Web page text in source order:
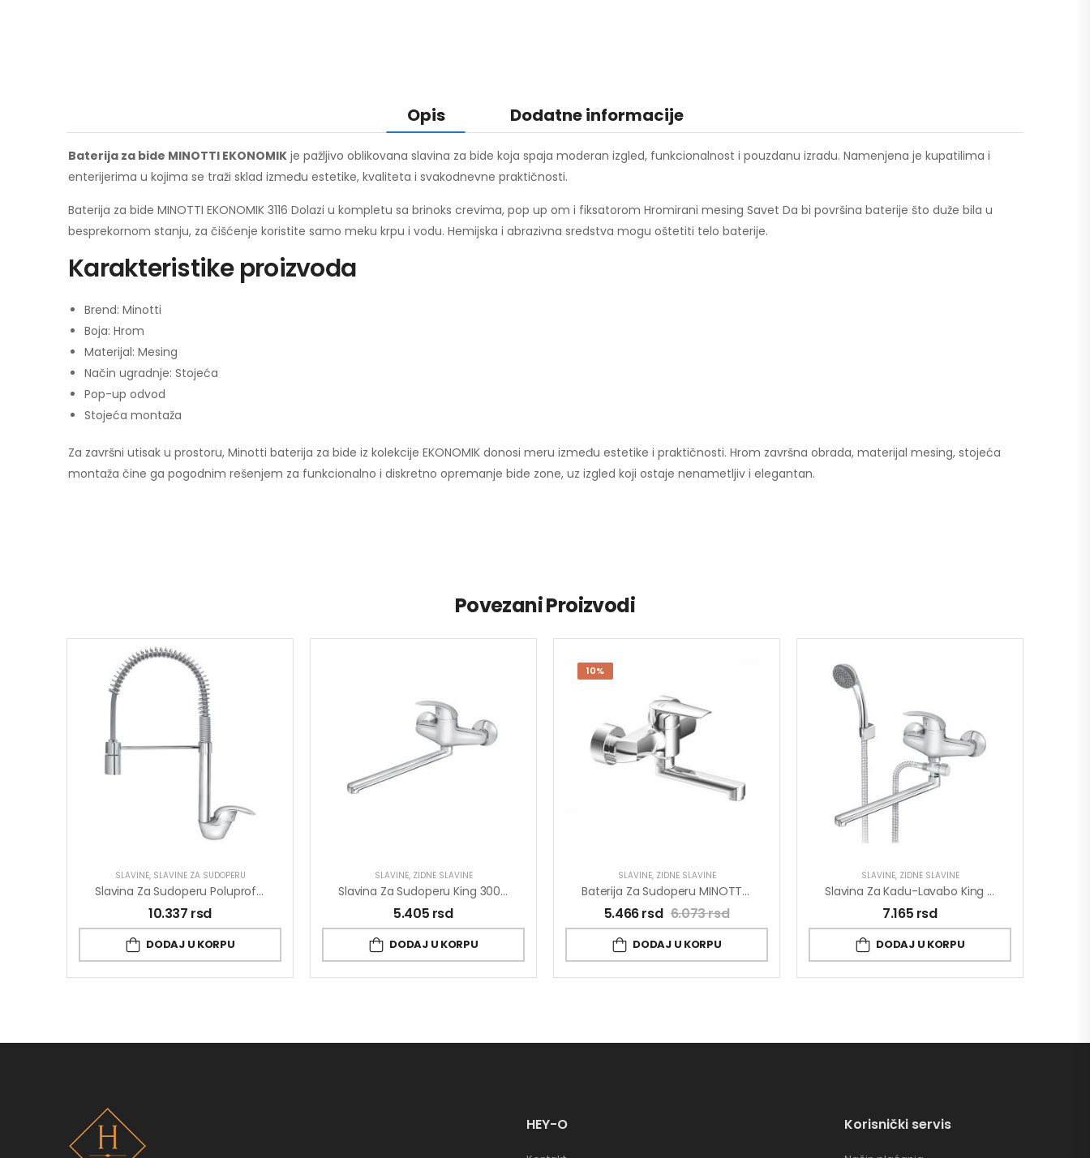
Opis Dodatne informacije
Baterija za bide MINOTTI EKONOMIK je pažljivo oblikovana slavina za bide koja spaja moderan izgled, funkcionalnost i pouzdanu izradu. Namenjena je kupatilima i
enterijerima u kojima se traži sklad između estetike, kvaliteta i svakodnevne praktičnosti.
Baterija za bide MINOTTI EKONOMIK 3116 Dolazi u kompletu sa brinoks crevima, pop up om i fiksatorom Hromirani mesing Savet Da bi površina baterije što duže bila u
besprekornom stanju, za čišćenje koristite samo meku krpu i vodu. Hemijska i abrazivna sredstva mogu oštetiti telo baterije.
Karakteristike proizvoda
Brend: Minotti
Boja: Hrom
Materijal: Mesing
Način ugradnje: Stojeća
Pop-up odvod
Stojeća montaža
Za završni utisak u prostoru, Minotti baterija za bide iz kolekcije EKONOMIK donosi meru između estetike i praktičnosti. Hrom završna obrada, materijal mesing, stojeća
montaža čine ga pogodnim rešenjem za funkcionalno i diskretno opremanje bide zone, uz izgled koji ostaje nenametljiv i elegantan.
Povezani Proizvodi
SLAVINE, SLAVINE ZA SUDOPERU
Slavina Za Sudoperu Poluprofesionalna King J388003
10.337 rsd
DODAJ U KORPU
SLAVINE, ZIDNE SLAVINE
Slavina Za Sudoperu King 300mm J321030
5.405 rsd
DODAJ U KORPU
10%
SLAVINE, ZIDNE SLAVINE
Baterija Za Sudoperu MINOTTI PRIMA Zidna Kratka Lula 4115-S
5.466rsd 6.073rsd
DODAJ U KORPU
SLAVINE, ZIDNE SLAVINE
Slavina Za Kadu-Lavabo King J341001
7.165 rsd
DODAJ U KORPU
HEY-O Korisnički servis